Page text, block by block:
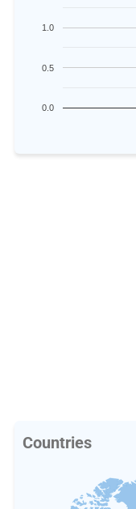
0.0
0.5
1.0
Countries